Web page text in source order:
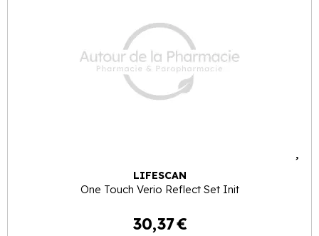
LIFESCAN
One Touch Verio Reflect Set Init
30,37€